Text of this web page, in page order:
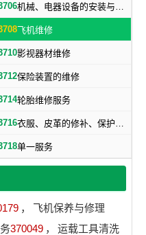
机械、电器设备的安装与修理
飞机维修
影视器材维修
保险装置的维修
轮胎维修服务
衣服、皮革的修补、保护、洗涤服务
单一服务
，
飞机保养与修理
370049 ，
运载工具清洗